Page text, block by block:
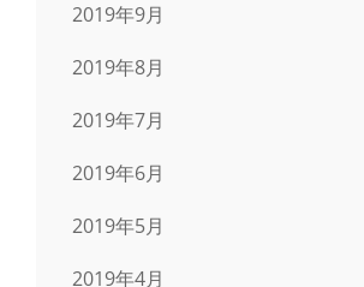
2019年9月
2019年8月
2019年7月
2019年6月
2019年5月
2019年4月